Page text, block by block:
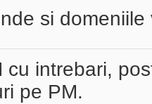
si domeniile
cu intrebari,
pe PM.